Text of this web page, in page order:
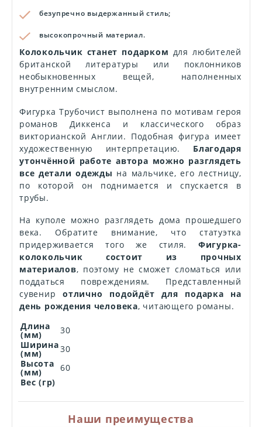
безупречно выдержанный стиль;
высокопрочный материал.
Колокольчик станет подарком для любителей
британской литературы или поклонников
необыкновенных вещей, наполненных
внутренним смыслом.
Фигурка Трубочист выполнена по мотивам героя
романов Диккенса и классического образ
викторианской Англии. Подобная фигура имеет
художественную интерпретацию. Благодаря
утончённой работе автора можно разглядеть
все детали одежды на мальчике, его лестницу,
по которой он поднимается и спускается в
трубы.
На куполе можно разглядеть дома прошедшего
века. Обратите внимание, что статуэтка
придерживается того же стиля. Фигурка-
колокольчик состоит из прочных
материалов, поэтому не сможет сломаться или
поддаться повреждениям. Представленный
сувениротлично подойдёт для подарка на
день рождения человека, читающего романы.
Длина
(мм)
30
Ширина
(мм)
30
Высота
(мм)
60
Вес (гр)
Наши преимущества